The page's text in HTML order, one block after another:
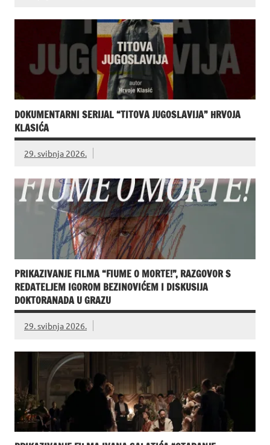
DOKUMENTARNI SERIJAL “TITOVA JUGOSLAVIJA” HRVOJA
KLASIĆA
29. svibnja 2026.
PRIKAZIVANJE FILMA “FIUME O MORTE!”, RAZGOVOR S
REDATELJEM IGOROM BEZINOVIĆEM I DISKUSIJA
DOKTORANADA U GRAZU
29. svibnja 2026.